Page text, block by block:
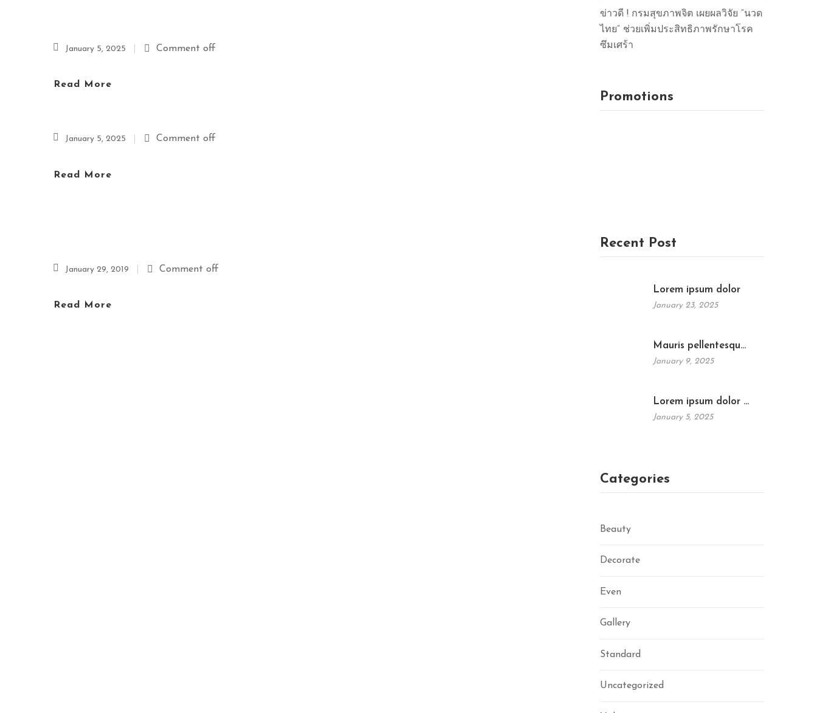
January 5, 2025 Comment off
Read More
January 5, 2025 Comment off
Read More
January 29, 2019 Comment off
Read More
ข่าวดี ! กรมสุขภาพจิต เผยผลวิจัย “นวด
ไทย” ช่วยเพิ่มประสิทธิภาพรักษาโรค
ซึมเศร้า
Promotions
Recent Post
Lorem ipsum dolor
January 23, 2025
Mauris pellentesqu…
January 9, 2025
Lorem ipsum dolor …
January 5, 2025
Categories
Beauty
Decorate
Even
Gallery
Standard
Uncategorized